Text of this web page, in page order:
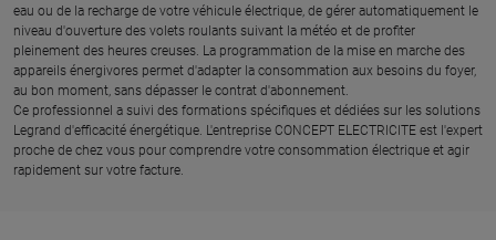
eau ou de la recharge de votre véhicule électrique, de gérer automatiquement le
niveau d'ouverture des volets roulants suivant la météo et de profiter
pleinement des heures creuses. La programmation de la mise en marche des
appareils énergivores permet d'adapter la consommation aux besoins du foyer,
au bon moment, sans dépasser le contrat d'abonnement.
Ce professionnel a suivi des formations spécifiques et dédiées sur les solutions
Legrand d'efficacité énergétique. L'entreprise CONCEPT ELECTRICITE est l'expert
proche de chez vous pour comprendre votre consommation électrique et agir
rapidement sur votre facture.